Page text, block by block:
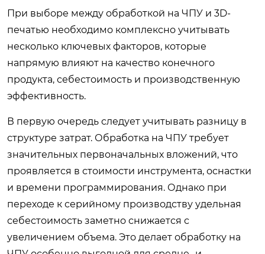
При выборе между обработкой на ЧПУ и 3D-
печатью необходимо комплексно учитывать
несколько ключевых факторов, которые
напрямую влияют на качество конечного
продукта, себестоимость и производственную
эффективность.
В первую очередь следует учитывать разницу в
структуре затрат. Обработка на ЧПУ требует
значительных первоначальных вложений, что
проявляется в стоимости инструмента, оснастки
и времени программирования. Однако при
переходе к серийному производству удельная
себестоимость заметно снижается с
увеличением объема. Это делает обработку на